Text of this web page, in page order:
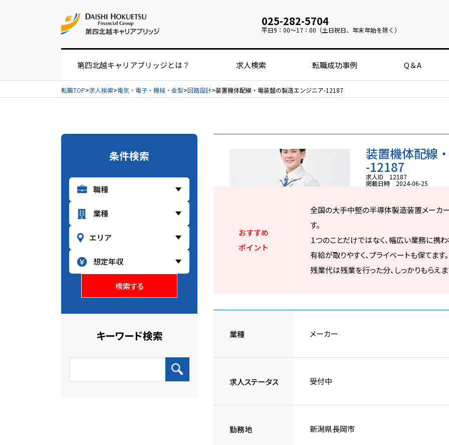
025-282-5704
平日9：00～17：00（土日祝日、年末年始を除く）
第四北越キャリアブリッジとは？
お仕事紹介の流れ
経営者・人事担当者様へ
求人検索 転職成功事例 Q＆A
転職TOP 求人検索 電気・電子・機械・金型 回路設計 装置機体配線・電装盤の製造エンジニア-12187
条件検索
検索する
キーワード検索
装置機体配線
-12187
求人ID 12187
掲載日時 2024-06-25
おすすめ
ポイント
全国の大手中堅の半導体製造装置メーカ
す。
１つのことだけではなく、幅広い業務に携
有給が取りやすく、プライベートも保てます。
残業代は残業を行った分、しっかりもらえ
業種 メーカー
求人ステータス 受付中
勤務地 新潟県長岡市